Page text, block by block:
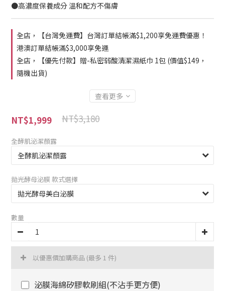
●高濃度保養成分 溫和配方不傷膚
全店，【台灣免運費】台灣訂單結帳滿$1,200享免運費優惠！
港澳訂單結帳滿$3,000享免運
全店，【優先付款】贈-私密弱酸清潔濕紙巾 1包 (價值$149，
隨機出貨)
查看更多
NT$3,180
NT$1,999
全酵肌泌潔顏露
拋光酵母泌膜 款式選擇
數量
以優惠價加購商品 (最多 1 件)
泌膜海綿矽膠軟刷組(不沾手更方便)